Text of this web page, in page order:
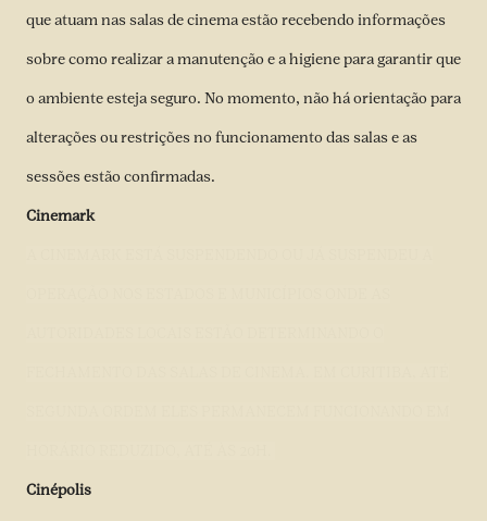
que atuam nas salas de cinema estão recebendo informações
sobre como realizar a manutenção e a higiene para garantir que
o ambiente esteja seguro. No momento, não há orientação para
alterações ou restrições no funcionamento das salas e as
sessões estão confirmadas.
Cinemark
Cinépolis